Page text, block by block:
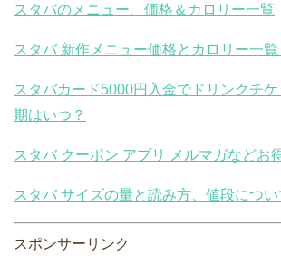
スタバのメニュー、価格＆カロリー一覧
スタバ 新作メニュー価格とカロリー一覧
スタバカード5000円入金でドリンクチ
期はいつ？
スタバ クーポン アプリ メルマガなどお
スタバ サイズの量と読み方、値段につい
スポンサーリンク